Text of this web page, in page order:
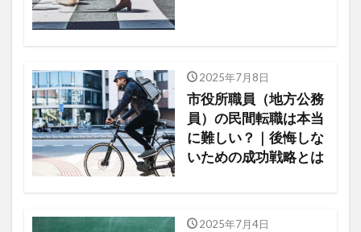
2025年7月8日
市役所職員（地方公務
員）の民間転職は本当
に難しい？｜後悔しな
いための成功戦略とは
2025年7月4日